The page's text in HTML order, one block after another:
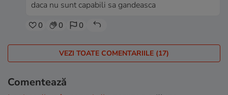
daca nu sunt capabili sa gandeasca
0 0 0
VEZI TOATE COMENTARIILE (17)
Comentează